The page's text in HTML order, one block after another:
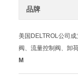
品牌
美国DELTROL公司
阀、流量控制阀、卸
M